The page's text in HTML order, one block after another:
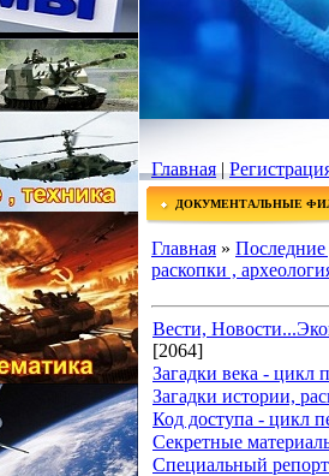
Главная|
ДОКУМЕНТАЛЬНЫЕ
Главная »
раскопки ,
Вести,
[2064]
Загадки века - цикл
Загадки истории,
Код доступа - цикл
Секретные
Специальный